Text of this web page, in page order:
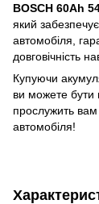
BOSCH 60Ah
який
автомобіля,
довговічність
Купуючи
ви можете бути
прослужить вам
автомобіля!